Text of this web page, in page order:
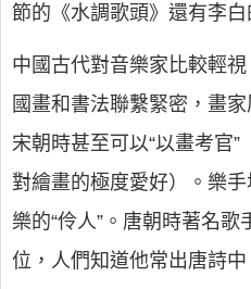
節的《水調歌頭》還有李白
中國古代對音樂家比較輕
國畫和書法聯繫緊密，畫
宋朝時甚至可以“以畫考官
對繪畫的極度愛好）。樂
樂的“伶人”。唐朝時著名
位，人們知道他常出唐詩中